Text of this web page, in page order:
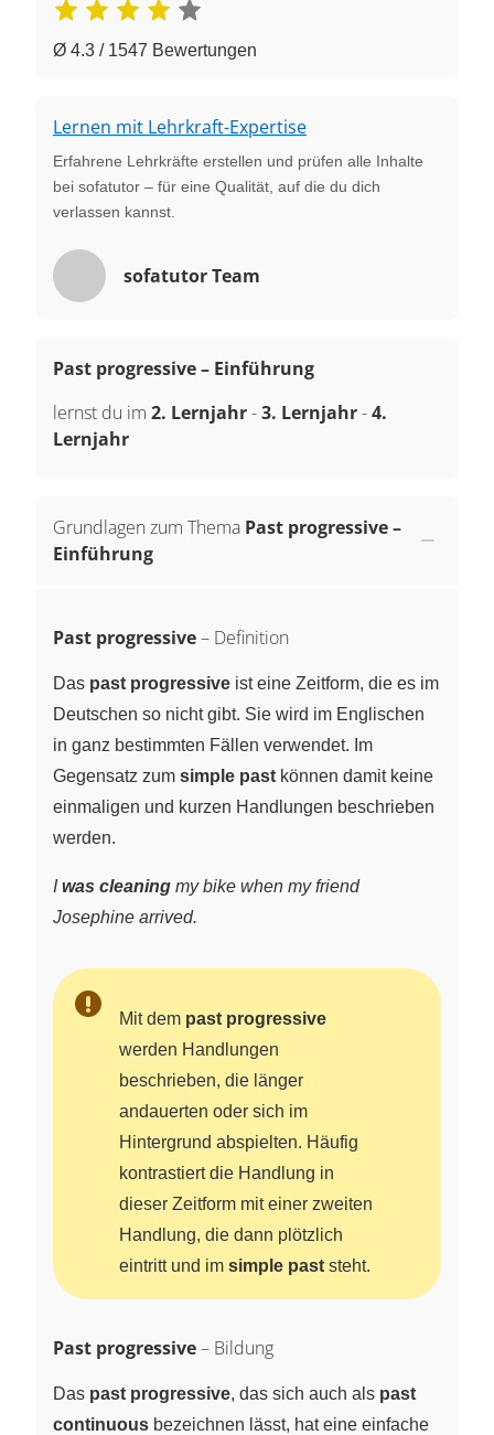
Ø 4.3 / 1547 Bewertungen
Lernen mit Lehrkraft-Expertise
Erfahrene Lehrkräfte erstellen und prüfen alle Inhalte
bei sofatutor – für eine Qualität, auf die du dich
verlassen kannst.
sofatutor Team
Past progressive – Einführung
lernst du im 2. Lernjahr-3. Lernjahr-4.
Lernjahr
Grundlagen zum Thema Past progressive –
Einführung
Past progressive– Definition
Das past progressive ist eine Zeitform, die es im
Deutschen so nicht gibt. Sie wird im Englischen
in ganz bestimmten Fällen verwendet. Im
Gegensatz zum simple past können damit keine
einmaligen und kurzen Handlungen beschrieben
werden.
Iwas cleaning my bike when my friend
Josephine arrived.
Mit dem past progressive
werden Handlungen
beschrieben, die länger
andauerten oder sich im
Hintergrund abspielten. Häufig
kontrastiert die Handlung in
dieser Zeitform mit einer zweiten
Handlung, die dann plötzlich
eintritt und im simple past steht.
Past progressive– Bildung
Das past progressive, das sich auch als past
continuous bezeichnen lässt, hat eine einfache